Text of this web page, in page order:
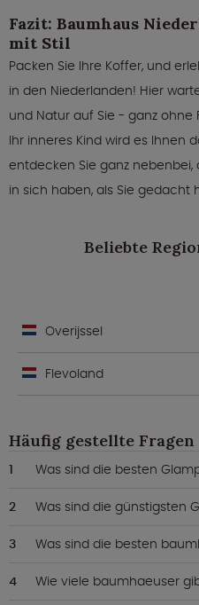
Fazit: Baumhaus
mit Stil
Packen Sie Ihre Koffer, und
in den Niederlanden! Hier
und Natur auf Sie - ganz ohne
Ihr inneres Kind wird es Ihnen
entdecken Sie ganz nebenbei,
in sich haben, als Sie gedacht
Beliebte
Overijssel
Flevoland
Häufig gestellte Fragen
Was sind die besten
Was sind die günstigsten
Was sind die besten
Wie viele baumhaeuser